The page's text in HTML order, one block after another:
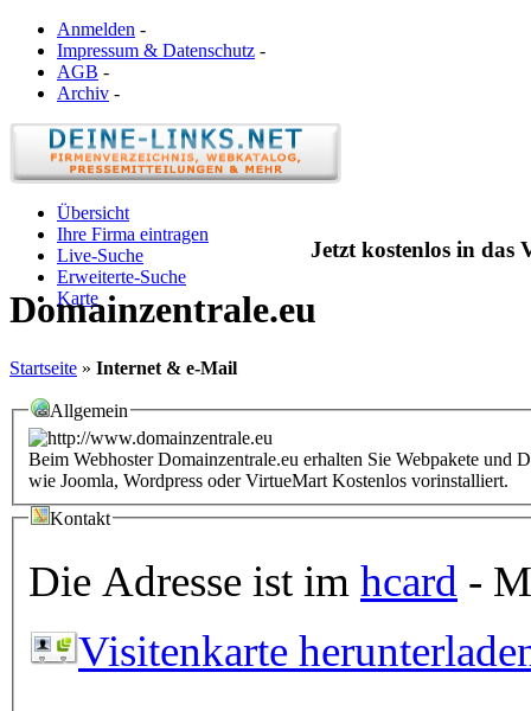
Anmelden -
Impressum & Datenschutz -
AGB -
Archiv -
Übersicht
Ihre Firma eintragen
Live-Suche
Erweiterte-Suche
Karte
Jetzt kostenlos in das
Domainzentrale.eu
Startseite » Internet & e-Mail
Allgemein
Beim Webhoster Domainzentrale.eu erhalten Sie Webpakete und
wie Joomla, Wordpress oder VirtueMart Kostenlos vorinstalliert.
Kontakt
Die Adresse ist im hcard -
Visitenkarte